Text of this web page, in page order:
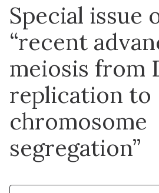
Special issue
“recent
meiosis from
replication to
chromosome
segregation”